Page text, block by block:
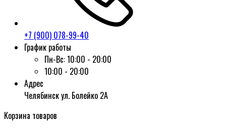
+7 (900) 078-99-40
График работы
Пн-Вс:10:00 - 20:00
10:00 - 20:00
Адрес
Челябинск ул. Болейко 2А
Корзина товаров